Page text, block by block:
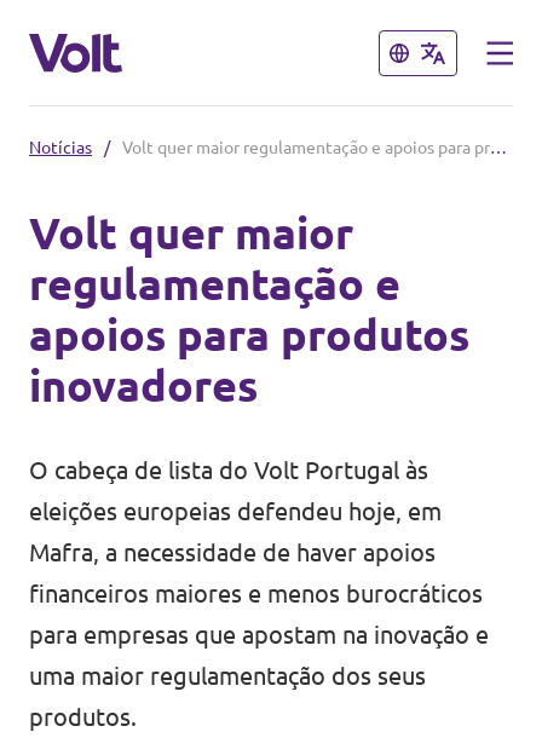
Fechar
Volt Espanha
Volt Países Baixos
Volt Alemanha
Volt Bélgica
Volt França
Fechar
Políticas
Sobre o Volt
Notícias
Eventos
Junta-te ao Volt!
Notícias / Volt quer maior regulamentação e apoios para produtos inovadores
Volt quer maior
regulamentação e
apoios para produtos
inovadores
O cabeça de lista do Volt Portugal às
eleições europeias defendeu hoje, em
Mafra, a necessidade de haver apoios
financeiros maiores e menos burocráticos
para empresas que apostam na inovação e
uma maior regulamentação dos seus
produtos.